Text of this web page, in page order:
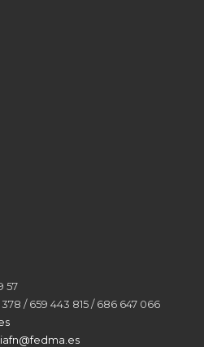
57
/ 659 443 815 / 686 647 066